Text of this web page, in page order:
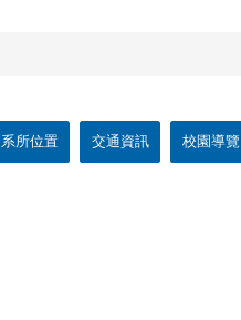
系所位置 交通資訊 校園導覽